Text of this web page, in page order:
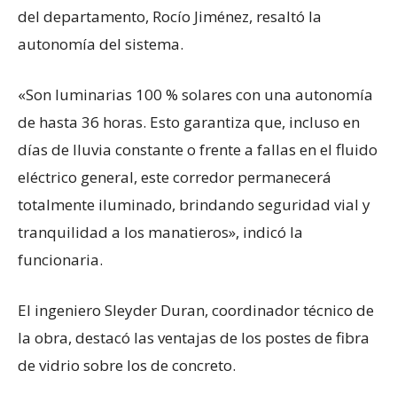
del departamento, Rocío Jiménez, resaltó la
autonomía del sistema.
«Son luminarias 100 % solares con una autonomía
de hasta 36 horas. Esto garantiza que, incluso en
días de lluvia constante o frente a fallas en el fluido
eléctrico general, este corredor permanecerá
totalmente iluminado, brindando seguridad vial y
tranquilidad a los manatieros», indicó la
funcionaria.
El ingeniero Sleyder Duran, coordinador técnico de
la obra, destacó las ventajas de los postes de fibra
de vidrio sobre los de concreto.